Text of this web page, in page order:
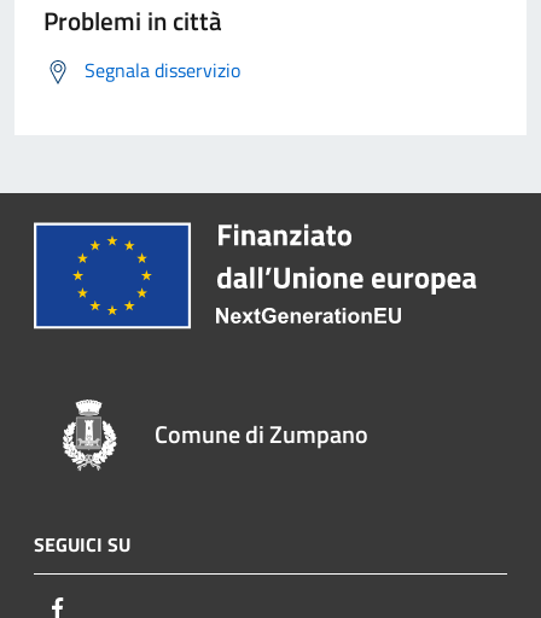
Problemi in città
Segnala disservizio
Comune di Zumpano
SEGUICI SU